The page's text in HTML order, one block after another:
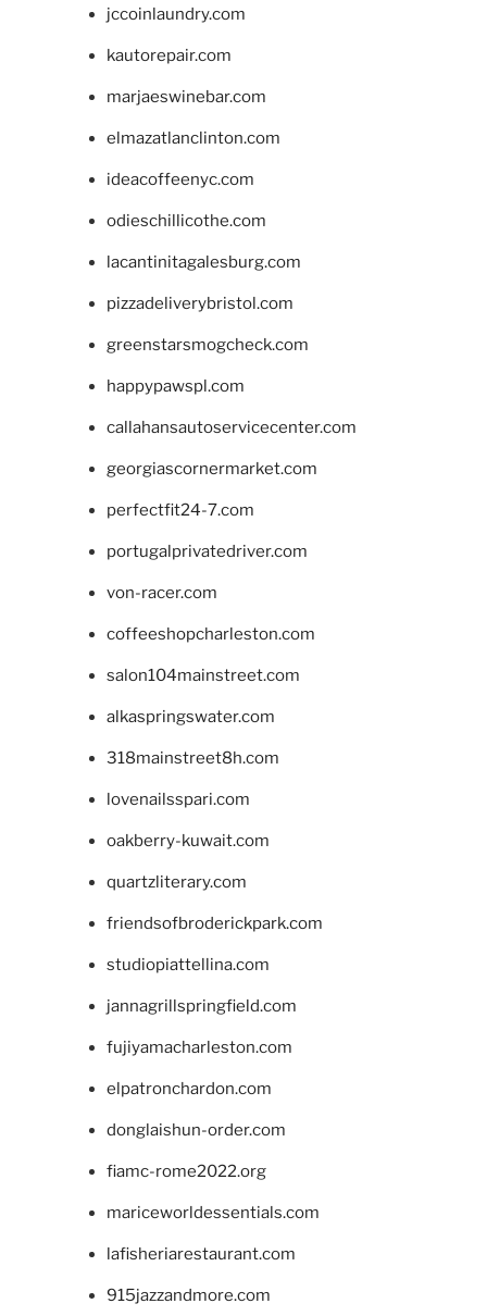
jccoinlaundry.com
kautorepair.com
marjaeswinebar.com
elmazatlanclinton.com
ideacoffeenyc.com
odieschillicothe.com
lacantinitagalesburg.com
pizzadeliverybristol.com
greenstarsmogcheck.com
happypawspl.com
callahansautoservicecenter.com
georgiascornermarket.com
perfectfit24-7.com
portugalprivatedriver.com
von-racer.com
coffeeshopcharleston.com
salon104mainstreet.com
alkaspringswater.com
318mainstreet8h.com
lovenailsspari.com
oakberry-kuwait.com
quartzliterary.com
friendsofbroderickpark.com
studiopiattellina.com
jannagrillspringfield.com
fujiyamacharleston.com
elpatronchardon.com
donglaishun-order.com
fiamc-rome2022.org
mariceworldessentials.com
lafisheriarestaurant.com
915jazzandmore.com